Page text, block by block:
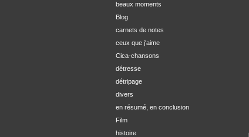
beaux moments
Blog
carnets de notes
ceux que j'aime
Cica-chansons
détresse
détripage
divers
en résumé, en conclusion
Film
histoire